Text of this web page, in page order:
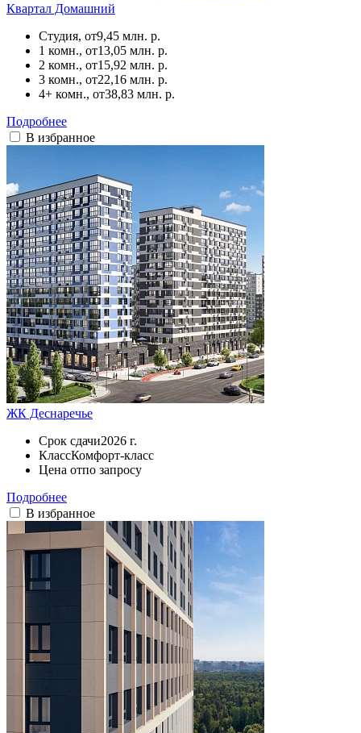
Квартал Домашний
Студия, от9,45 млн. р.
1 комн., от13,05 млн. р.
2 комн., от15,92 млн. р.
3 комн., от22,16 млн. р.
4+ комн., от38,83 млн. р.
Подробнее
В избранное
ЖК Деснаречье
Срок сдачи2026 г.
КлассКомфорт-класс
Цена отпо запросу
Подробнее
В избранное